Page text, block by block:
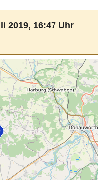
2019, 16:47 Uhr